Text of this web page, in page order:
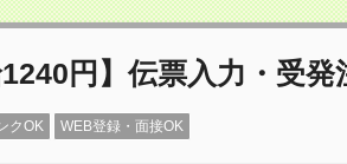
1240円】伝票入力・受
クOK WEB登録・面接OK